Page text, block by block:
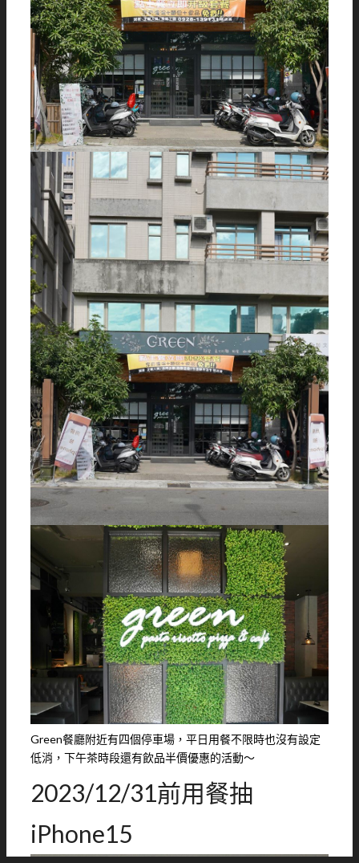
Green餐廳附近有四個停車場，平日用餐不限時也沒有設定
低消，下午茶時段還有飲品半價優惠的活動～
2023/12/31前用餐抽
iPhone15